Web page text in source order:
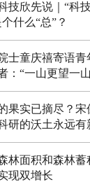
技欣先说｜“科
什么“总”？
士童庆禧寄语青
：“一山更望一
果实已摘尽？宋
研的沃土永远有
林面积和森林蓄
现双增长